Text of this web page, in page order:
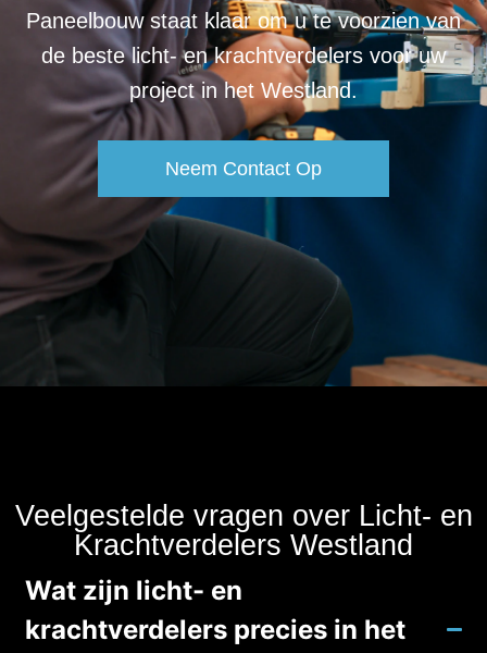
Paneelbouw staat klaar om u te voorzien van
de beste licht- en krachtverdelers voor uw
project in het Westland.
Neem Contact Op
Veelgestelde vragen over Licht- en
Krachtverdelers Westland
Wat zijn licht- en
krachtverdelers precies in het